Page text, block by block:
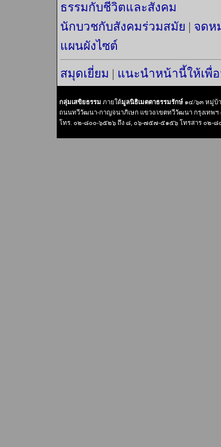
ธรรมกับชีวิตและสังคม
นักบวชกับสังคมร่วมสมัย | จดห
แผนผังไซต์
สมุดเยี่ยม | แนะนำหน้านี้ให้เพื่
กลุ่มเสขิยธรรม ภายใต้มูลนิธิเมตตาธรรมรักษ์ ๑๔/๖๓ หมู่บ้
ถนนทวีวัฒนา-กาญจนาภิเษก แขวง/เขตทวีวัฒนา กรุงเทพฯ
โทร. ๐๒-๘๐๐-๖๕๒๖ ถึง ๘, ๐๖-๗๕๗-๕๑๕๖ โทรสาร ๐๒-